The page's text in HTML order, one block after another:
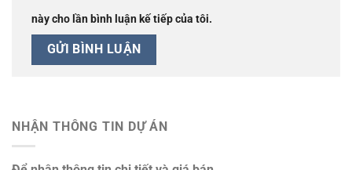
này cho lần bình luận kế tiếp của tôi.
NHẬN THÔNG TIN DỰ ÁN